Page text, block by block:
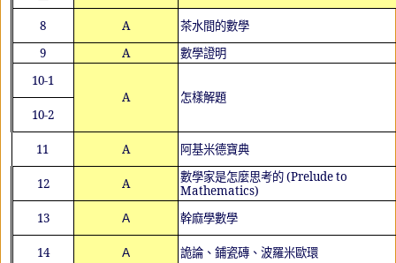
8 A
茶水間的數學
9
A
數學證明
10-1
A
怎樣解題
10-2
11 A 阿基米德寶典
12 A 數學家是怎麼思考的(Prelude to
Mathematics)
13
Ａ 幹麻學數學
14 Ａ
詭論、鋪瓷磚、波羅米歐環